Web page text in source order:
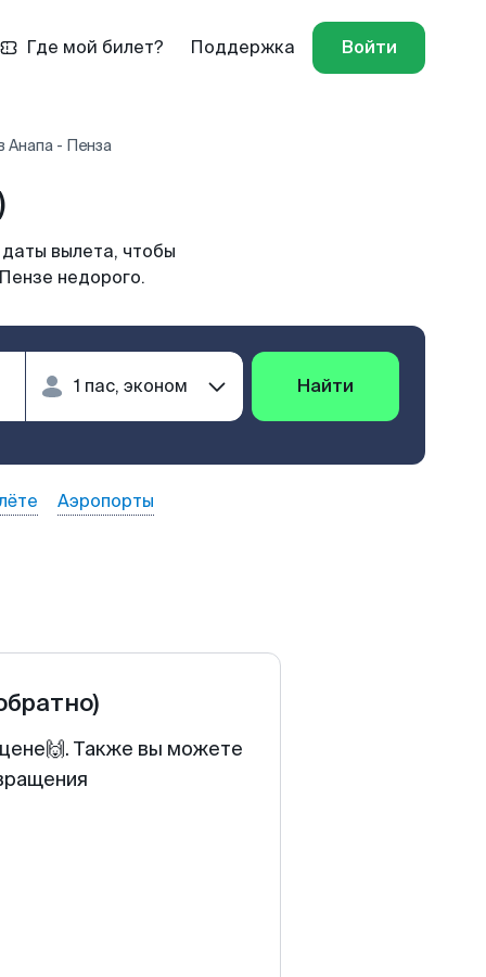
Где мой билет? Поддержка Войти
Анапа - Пенза
вылета, чтобы
недорого.
Найти
Аэропорты
Также вы можете